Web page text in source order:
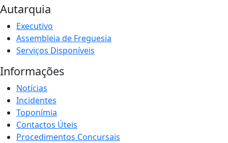
Autarquia
Executivo
Assembleia de Freguesia
Serviços Disponíveis
Informações
Notícias
Incidentes
Toponímia
Contactos Úteis
Procedimentos Concursais